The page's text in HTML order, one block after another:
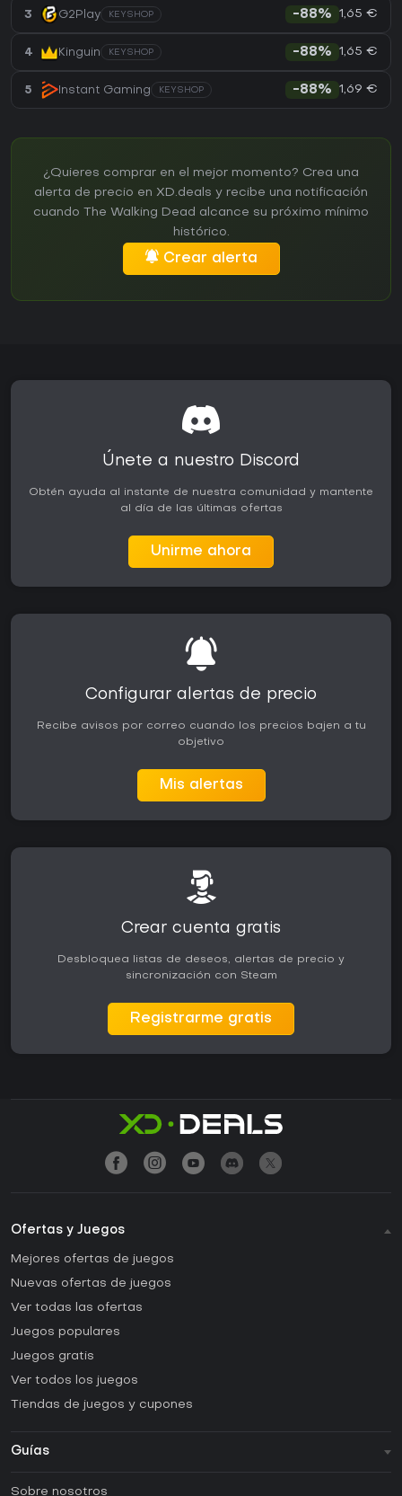
3 G2Play KEYSHOP -88% 1,65 €
4 Kinguin KEYSHOP -88% 1,65 €
5 Instant Gaming KEYSHOP -88% 1,69 €
¿Quieres comprar en el mejor momento? Crea una
alerta de precio en XD.deals y recibe una notificación
cuando The Walking Dead alcance su próximo mínimo
histórico.
Crear alerta
Únete a nuestro Discord
Obtén ayuda al instante de nuestra comunidad y mantente
al día de las últimas ofertas
Unirme ahora
Configurar alertas de precio
Recibe avisos por correo cuando los precios bajen a tu
objetivo
Mis alertas
Crear cuenta gratis
Desbloquea listas de deseos, alertas de precio y
sincronización con Steam
Registrarme gratis
Ofertas y Juegos
Mejores ofertas de juegos
Nuevas ofertas de juegos
Ver todas las ofertas
Juegos populares
Juegos gratis
Ver todos los juegos
Tiendas de juegos y cupones
Guías
Sobre nosotros